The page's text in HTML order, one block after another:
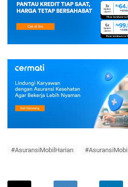
#AsuransiMobilHarian #AsuransiMobil